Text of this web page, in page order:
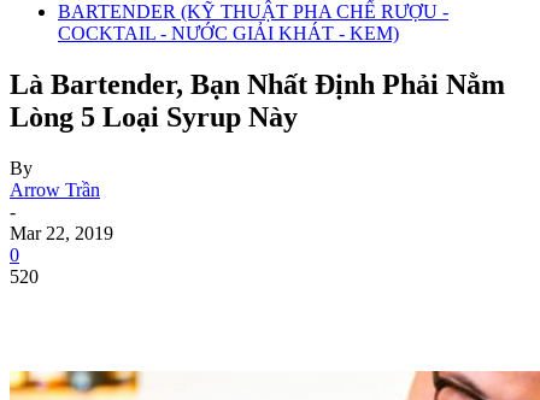
BARTENDER (KỸ THUẬT PHA CHẾ RƯỢU -
COCKTAIL - NƯỚC GIẢI KHÁT - KEM)
Là Bartender, Bạn Nhất Định Phải Nằm
Lòng 5 Loại Syrup Này
By
Arrow Trần
-
Mar 22, 2019
0
520